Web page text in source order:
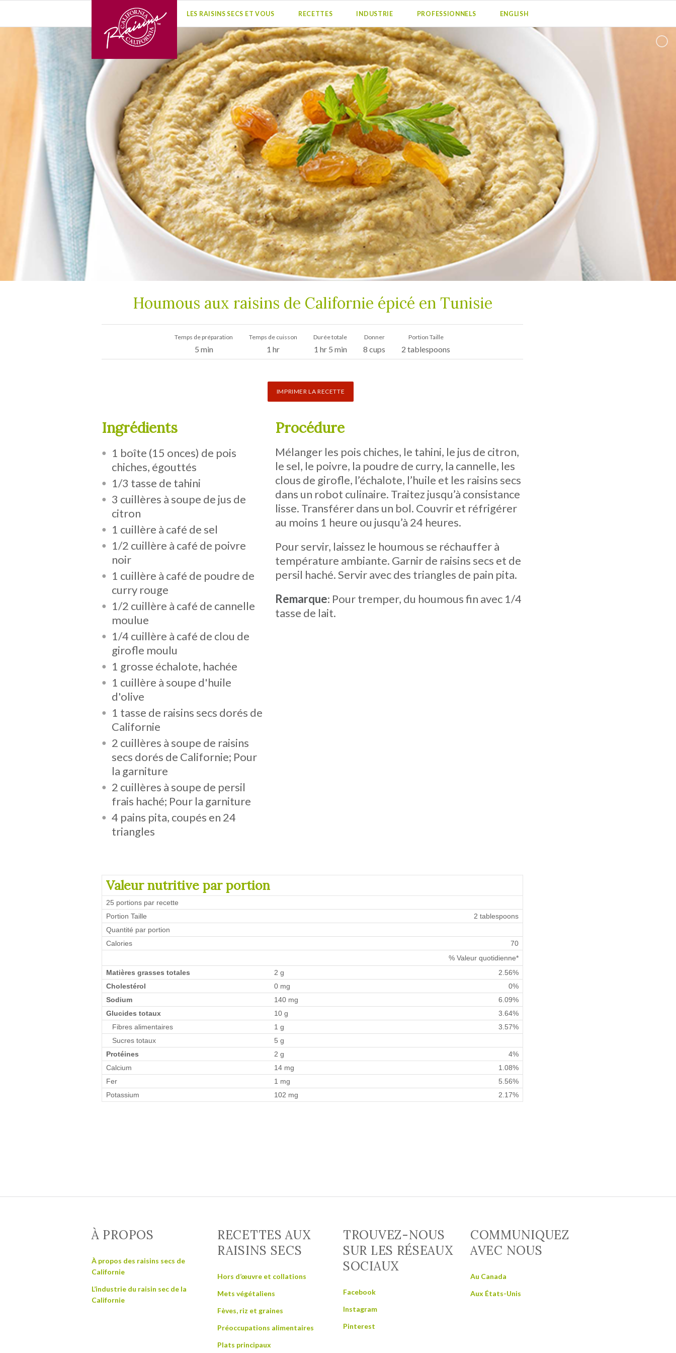
LES RAISINS SECS ET VOUS RECETTES INDUSTRIE PROFESSIONNELS ENGLISH
Houmous aux raisins de Californie épicé en Tunisie
Temps de préparation
5 min
Temps de cuisson
1 hr
Durée totale
1 hr 5 min
Donner
8 cups
Portion Taille
2 tablespoons
IMPRIMER LA RECETTE
Ingrédients
1 boîte (15 onces) de pois
chiches, égouttés
1/3 tasse de tahini
3 cuillères à soupe de jus de
citron
1 cuillère à café de sel
1/2 cuillère à café de poivre
noir
1 cuillère à café de poudre de
curry rouge
1/2 cuillère à café de cannelle
moulue
1/4 cuillère à café de clou de
girofle moulu
1 grosse échalote, hachée
1 cuillère à soupe d'huile
d'olive
1 tasse de raisins secs dorés de
Californie
2 cuillères à soupe de raisins
secs dorés de Californie; Pour
la garniture
2 cuillères à soupe de persil
frais haché; Pour la garniture
4 pains pita, coupés en 24
triangles
Procédure
Mélanger les pois chiches, le tahini, le jus de citron,
le sel, le poivre, la poudre de curry, la cannelle, les
clous de girofle, l’échalote, l’huile et les raisins secs
dans un robot culinaire. Traitez jusqu’à consistance
lisse. Transférer dans un bol. Couvrir et réfrigérer
au moins 1 heure ou jusqu’à 24 heures.
Pour servir, laissez le houmous se réchauffer à
température ambiante. Garnir de raisins secs et de
persil haché. Servir avec des triangles de pain pita.
Remarque: Pour tremper, du houmous fin avec 1/4
tasse de lait.
Valeur nutritive par portion
25 portions par recette
Portion Taille
2 tablespoons
Quantité par portion
Calories
70
% Valeur quotidienne*
Matières grasses totales
2 g
2.56%
Cholestérol
0 mg
0%
Sodium
140 mg
6.09%
Glucides totaux
10 g
3.64%
Fibres alimentaires
1 g
3.57%
Sucres totaux
5 g
Protéines
2 g
4%
Calcium
14 mg
1.08%
Fer
1 mg
5.56%
Potassium
102 mg 2.17%
À PROPOS
À propos des raisins secs de
Californie
L’industrie du raisin sec de la
Californie
RECETTES AUX
RAISINS SECS
Hors d’œuvre et collations
Mets végétaliens
Fèves, riz et graines
Préoccupations alimentaires
Plats principaux
TROUVEZ-NOUS
SUR LES RÉSEAUX
SOCIAUX
Facebook
Instagram
Pinterest
COMMUNIQUEZ
AVEC NOUS
Au Canada
Aux États-Unis